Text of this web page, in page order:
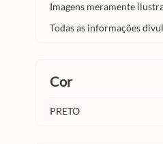
Imagens meramente
Todas as informações
cor
PRETO